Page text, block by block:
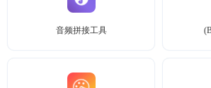
音频拼接工具